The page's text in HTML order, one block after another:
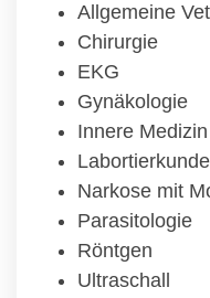
Allgemeine
Chirurgie
EKG
Gynäkologie
Innere Medizin
Labortierkunde
Narkose mit
Parasitologie
Röntgen
Ultraschall